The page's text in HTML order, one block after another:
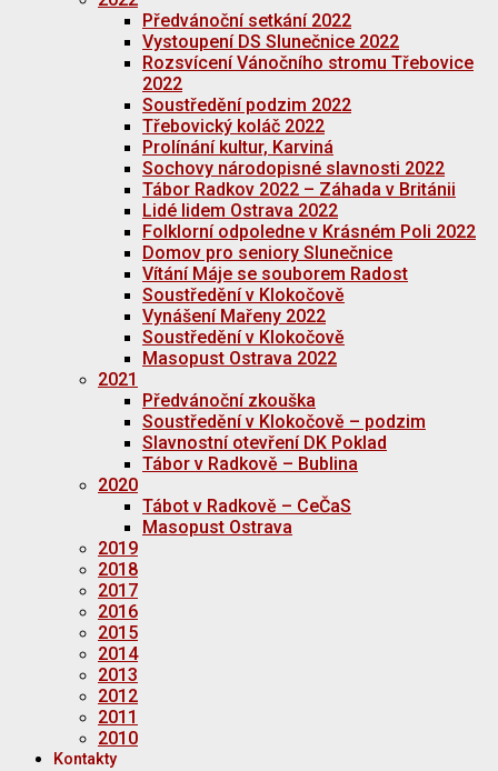
Předvánoční setkání 2022
Vystoupení DS Slunečnice 2022
Rozsvícení Vánočního stromu Třebovice
2022
Soustředění podzim 2022
Třebovický koláč 2022
Prolínání kultur, Karviná
Sochovy národopisné slavnosti 2022
Tábor Radkov 2022 – Záhada v Británii
Lidé lidem Ostrava 2022
Folklorní odpoledne v Krásném Poli 2022
Domov pro seniory Slunečnice
Vítání Máje se souborem Radost
Soustředění v Klokočově
Vynášení Mařeny 2022
Soustředění v Klokočově
Masopust Ostrava 2022
2021
Předvánoční zkouška
Soustředění v Klokočově – podzim
Slavnostní otevření DK Poklad
Tábor v Radkově – Bublina
2020
Tábot v Radkově – CeČaS
Masopust Ostrava
2019
2018
2017
2016
2015
2014
2013
2012
2011
2010
Kontakty